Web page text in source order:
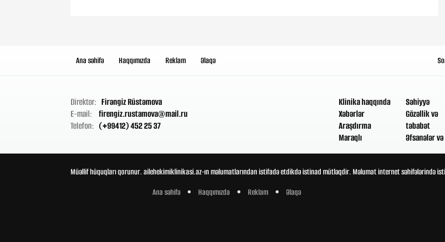
Ana səhifə Haqqımızda Reklam Əlaqə
Direktor: Firəngiz Rüstəmova
E-mail:
firengiz.rustamova@mail.ru
Telefon: (+99412) 452 25 37
Klinika haqqında
Xəbərlər
Araşdırma
Maraqlı
Səhiyyə
Gözəllik və
təbabət
Əfsanələr
Müəllif hüquqları qorunur. ailehekimiklinikasi.az-ın məlumatlarından istifadə etdikdə istinad mütləqdir. Məlumat internet səhifələrində
Ana səhifə
Haqqımızda Reklam Əlaqə